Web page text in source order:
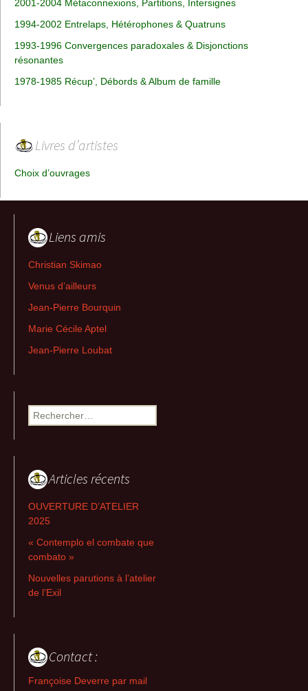
2001-2004 Métaconnexions, Partitions, Intersignes
1994-2002 Entrelaps, Hétérophones & Quatruns
1993-1996 Convergences paradoxales & Disjonctions
résonantes
1978-1985 Récup’, Débords & Album de famille
Livres d’artistes
Choix d’ouvrages
Liens amis
Christian Skimao
Venus d’ailleurs
Jean-Pierre Bourquin
Marie Cécile Aptel
Jean-Pierre Loubat
Rechercher :
Articles récents
OUVERTURE D’ATELIER
2025
« Contemplo el combate que
combato »
Nouvelles parutions à l’atelier
de l’Exil
Contact :
Françoise Deverre par mail